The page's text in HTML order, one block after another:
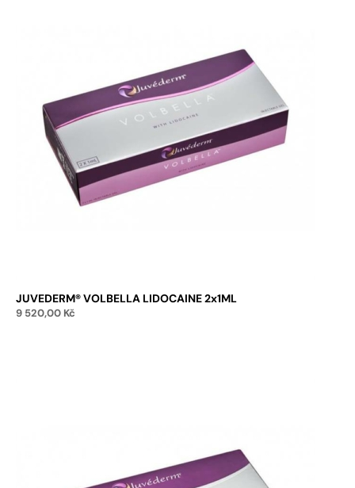
JUVEDERM® VOLBELLA LIDOCAINE 2x1ML
9 520,00 Kč